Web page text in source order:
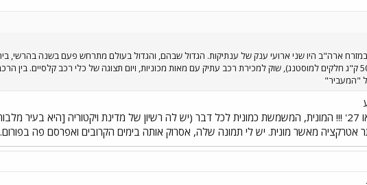
ארה"ב היו שני ארועי ענק של ענתיקות. הגדול שבהם, והגדול בעולם מתרחש פעם בשנה בהרשי,
"המעביר"
במונית פיאט מודל 25' או 27' !!! המונית, המשמשת כמונית לכל דבר (יש לה רשיון של מדינת ויקטוריה [היא
אטרקציה מאשר מונית. יש לי תמונה שלה, אסרוק אותה בימים הקרובים ואפרסם פה בפורום.